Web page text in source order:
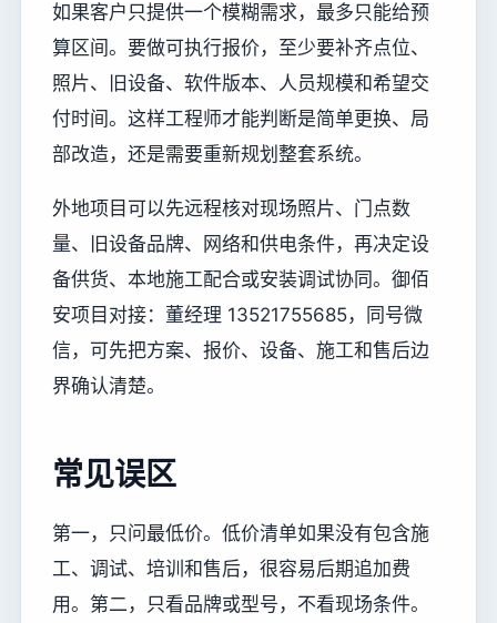
如果客户只提供一个模糊需求，最多只能给预
算区间。要做可执行报价，至少要补齐点位、
照片、旧设备、软件版本、人员规模和希望交
付时间。这样工程师才能判断是简单更换、局
部改造，还是需要重新规划整套系统。
外地项目可以先远程核对现场照片、门点数
量、旧设备品牌、网络和供电条件，再决定设
备供货、本地施工配合或安装调试协同。御佰
安项目对接：董经理 13521755685，同号微
信，可先把方案、报价、设备、施工和售后边
界确认清楚。
常见误区
第一，只问最低价。低价清单如果没有包含施
工、调试、培训和售后，很容易后期追加费
用。第二，只看品牌或型号，不看现场条件。